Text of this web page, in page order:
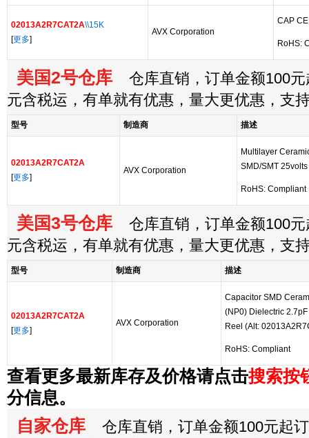
02013A2R7CAT2A\\15K
[更多]
AVX Corporation
CAP
RoHS:
美国2号仓库 仓库直销，订单金额100元
元含税运，有单就有优惠，量大更优惠，支
型号 制造商 描述
02013A2R7CAT2A
[更多]
AVX Corporation
Multilayer
SMD/SMT
RoHS: Compliant
美国3号仓库 仓库直销，订单金额100元
元含税运，有单就有优惠，量大更优惠，支
型号 制造商 描述
02013A2R7CAT2A
[更多]
AVX Corporation
Capacitor SMD
(NP0) Dielectric
Reel (Alt:
RoHS: Compliant
查看更多最新库存及价格请点击搜索按
分信息。
自家仓库 仓库直销，订单金额100元起